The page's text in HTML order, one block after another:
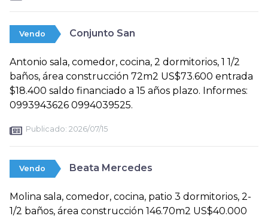
Vendo Conjunto San
Antonio sala, comedor, cocina, 2 dormitorios, 1 1/2
baños, área construcción 72m2 US$73.600 entrada
$18.400 saldo financiado a 15 años plazo. Informes:
0993943626 0994039525.
Publicado: 2026/07/15
Vendo Beata Mercedes
Molina sala, comedor, cocina, patio 3 dormitorios, 2-
1/2 baños, área construcción 146.70m2 US$40.000